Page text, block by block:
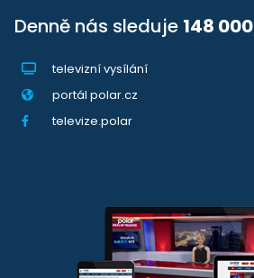
Denně nás sleduje 148 000
televizní vysílání
portál polar.cz
televize.polar